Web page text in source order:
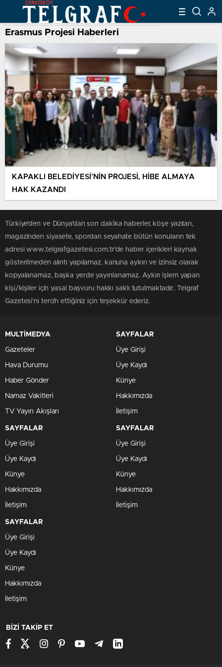
Erasmus Projesi Haberleri
KAPAKLI BELEDİYESİ’NİN PROJESİ, HİBE ALMAYA
HAK KAZANDI
Türkiye'den ve Dünya’dan son dakika haberler, köşe yazıları,
magazinden siyasete, spordan seyahate bütün konuların tek
adresi www.telgrafgazetesi.com.tr’de haber içerikleri kaynak
gösterilmeden alıntı yapılamaz, kanuna aykırı ve izinsiz olarak
kopyalanamaz, başka yerde yayınlanamaz. Aykırı işlem yapan
kişi/kişiler için yasal başvuru hakkı saklı tutulmaktadır. Telgraf
Gazetesi’ni tercih ettiğiniz için teşekkür ederiz.
MULTİMEDYA
Gazeteler
Hava Durumu
Haber Gönder
Namaz Vakitleri
TV Yayın Akışları
SAYFALAR
Üye Girişi
Üye Kaydı
Künye
Hakkımızda
İletişim
SAYFALAR
Üye Girişi
Üye Kaydı
Künye
Hakkımızda
İletişim
SAYFALAR
Üye Girişi
Üye Kaydı
Künye
Hakkımızda
İletişim
SAYFALAR
Üye Girişi
Üye Kaydı
Künye
Hakkımızda
İletişim
BİZİ TAKİP ET